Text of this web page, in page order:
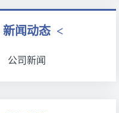
新闻动态 <
公司新闻